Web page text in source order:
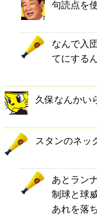
句読点を
なんで入
てにする
久保なんかい
スタンのネッ
あとラン
制球と球
あれを落